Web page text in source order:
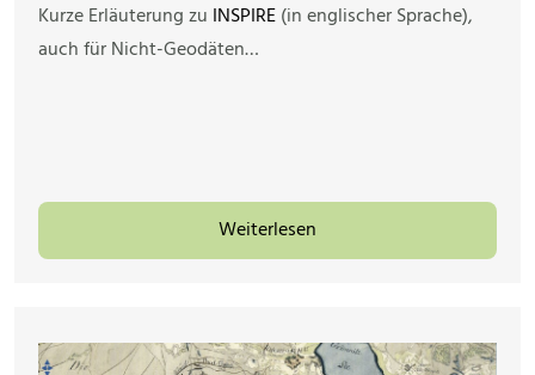
Kurze Erläuterung zu INSPIRE(in englischer Sprache),
auch für Nicht-Geodäten…
Weiterlesen